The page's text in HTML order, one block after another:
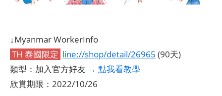
↓Myanmar WorkerInfo
TH 泰國限定 line://shop/detail/26965 (90天)
類型：加入官方好友 → 點我看教學
欣賞期限：2022/10/26